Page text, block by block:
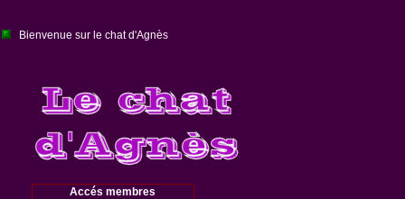
Bienvenue sur le chat d'Agnès
Accés membres